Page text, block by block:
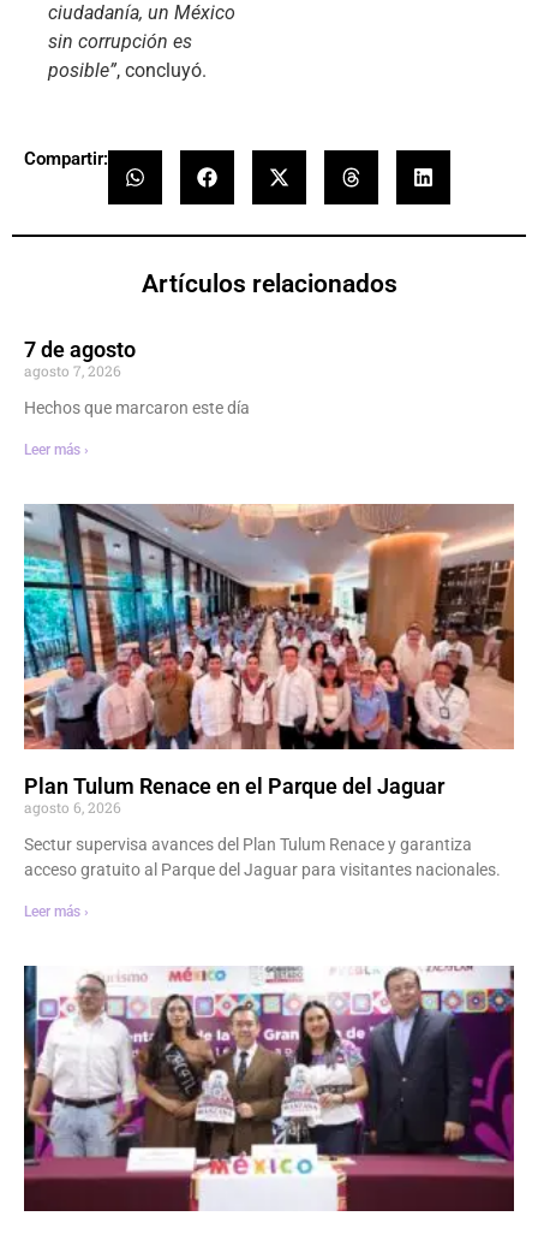
ciudadanía, un México
sin corrupción es
posible”, concluyó.
Compartir:
Artículos relacionados
7 de agosto
agosto 7, 2026
Hechos que marcaron este día
Leer más ›
Plan Tulum Renace en el Parque del Jaguar
agosto 6, 2026
Sectur supervisa avances del Plan Tulum Renace y garantiza
acceso gratuito al Parque del Jaguar para visitantes nacionales.
Leer más ›